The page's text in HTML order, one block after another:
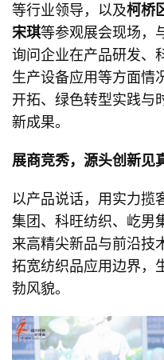
等行业领导，以及柯桥
宋琪等参观展会现场，
询问企业在产品研发、
生产设备应用等方面情
开拓、绿色转型实践与
新成果。
展商竞秀，源头创新见
以产品说话，用实力揽
集团、科旺纺织、屹男
来高精尖新品与前沿技
拓宽纺织品应用边界，
勃风貌。